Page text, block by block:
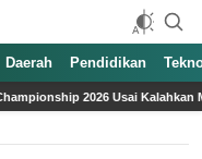
Daerah Pendidikan
Myanmar, Pelatih Myanmar